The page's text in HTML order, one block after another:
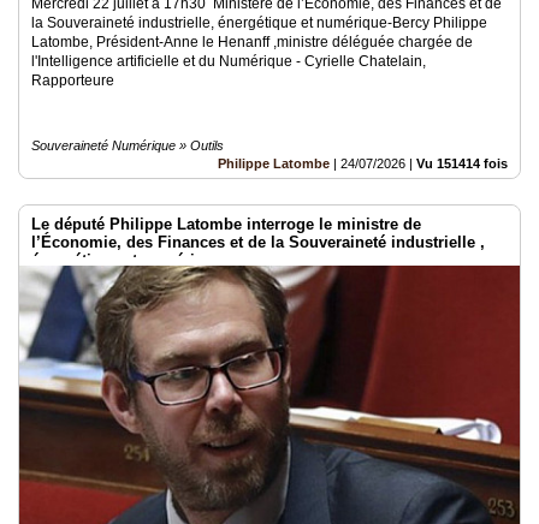
Mercredi 22 juillet à 17h30 Ministère de l’Économie, des Finances et de
la Souveraineté industrielle, énergétique et numérique-Bercy Philippe
Latombe, Président-Anne le Henanff ,ministre déléguée chargée de
l'Intelligence artificielle et du Numérique - Cyrielle Chatelain,
Rapporteure
Souveraineté Numérique » Outils
Philippe Latombe | 24/07/2026 | Vu 151414 fois
Le député Philippe Latombe interroge le ministre de
l’Économie, des Finances et de la Souveraineté industrielle ,
énergétique et numérique